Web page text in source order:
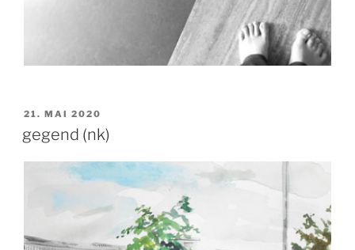
VERÖFFENTLICHT
21. MAI 2020
gegend (nk)